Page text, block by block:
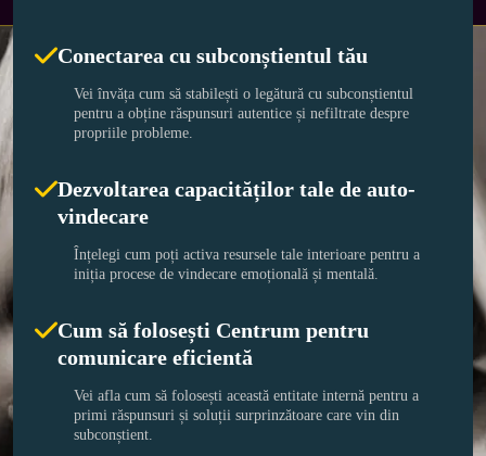
Conectarea cu subconștientul tău
Vei învăța cum să stabilești o legătură cu subconștientul
pentru a obține răspunsuri autentice și nefiltrate despre
propriile probleme.
Dezvoltarea capacităților tale de auto-
vindecare
Înțelegi cum poți activa resursele tale interioare pentru a
iniția procese de vindecare emoțională și mentală.
Cum să folosești Centrum pentru
comunicare eficientă
Vei afla cum să folosești această entitate internă pentru a
primi răspunsuri și soluții surprinzătoare care vin din
subconștient.